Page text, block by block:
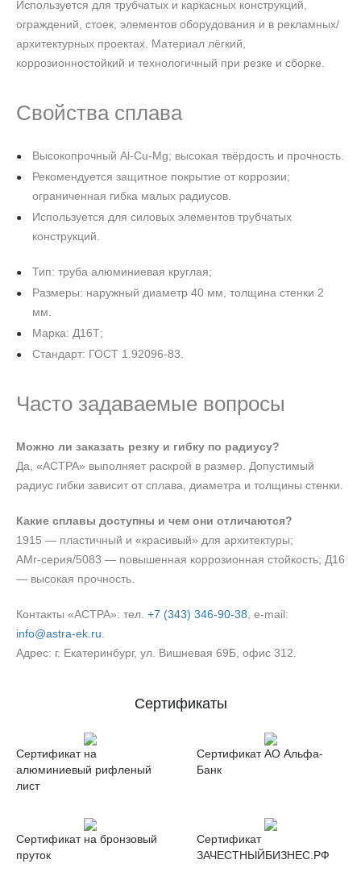
Используется для трубчатых и каркасных конструкций,
ограждений, стоек, элементов оборудования и в рекламных/
архитектурных проектах. Материал лёгкий,
коррозионностойкий и технологичный при резке и сборке.
Свойства сплава
Высокопрочный Al‑Cu‑Mg; высокая твёрдость и прочность.
Рекомендуется защитное покрытие от коррозии;
ограниченная гибка малых радиусов.
Используется для силовых элементов трубчатых
конструкций.
Тип: труба алюминиевая круглая;
Размеры: наружный диаметр 40 мм, толщина стенки 2
мм.
Марка: Д16Т;
Стандарт: ГОСТ 1.92096-83.
Часто задаваемые вопросы
Можно ли заказать резку и гибку по радиусу?
Да, «АСТРА» выполняет раскрой в размер. Допустимый
радиус гибки зависит от сплава, диаметра и толщины стенки.
Какие сплавы доступны и чем они отличаются?
1915 — пластичный и «красивый» для архитектуры;
АМг‑серия/5083 — повышенная коррозионная стойкость; Д16
— высокая прочность.
Контакты «АСТРА»: тел. +7 (343) 346‑90‑38 , e‑mail:
info@astra-ek.ru
Адрес: г. Екатеринбург, ул. Вишневая 69Б, офис 312.
Сертификаты
Сертификат на
алюминиевый рифленый
лист
Сертификат АО Альфа-
Банк
Сертификат на бронзовый
пруток
Сертификат
ЗАЧЕСТНЫЙБИЗНЕС.РФ